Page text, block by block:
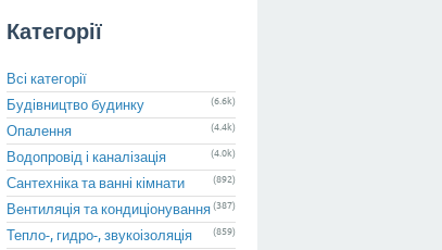
Категорії
Всі категорії
Будівництво будинку
(6.6k)
Опалення (4.4k)
Водопровід і каналізація (4.0k)
Сантехніка та ванні кімнати (892)
Вентиляція та кондиціонування (387)
Тепло-, гидро-, звукоізоляція (859)